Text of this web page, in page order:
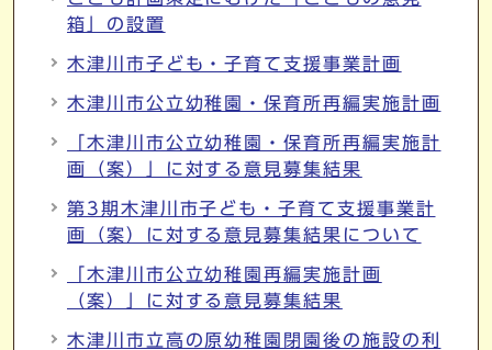
箱」の設置
木津川市子ども・子育て支援事業計画
木津川市公立幼稚園・保育所再編実施計画
「木津川市公立幼稚園・保育所再編実施計
画（案）」に対する意見募集結果
第3期木津川市子ども・子育て支援事業計
画（案）に対する意見募集結果について
「木津川市公立幼稚園再編実施計画
（案）」に対する意見募集結果
木津川市立高の原幼稚園閉園後の施設の利